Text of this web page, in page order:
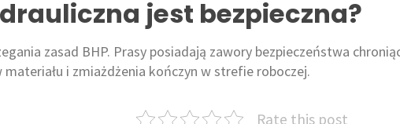
jest bezpieczna?
zasad BHP. Prasy posiadają zawory bezpieczeństwa
i zmiażdżenia kończyn w strefie roboczej.
Rate this post